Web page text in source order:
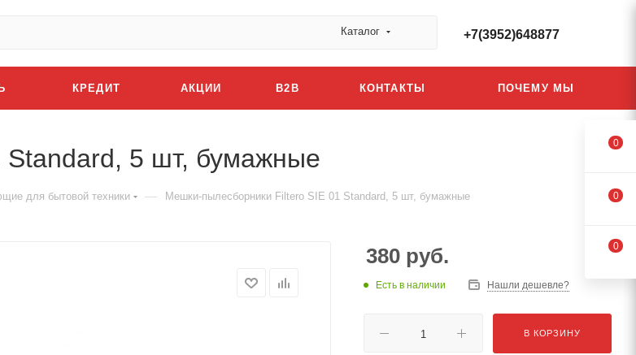
Каталог +7(3952)648877
КРЕДИТ АКЦИИ B2B КОНТАКТЫ ПОЧЕМУ МЫ
5 шт, бумажные
для бытовой техники — Мешки-пылесборники Filtero SIE 01 Standard, 5 шт, бумажные
380 руб.
Есть в наличии Нашли дешевле?
В КОРЗИНУ
0
0
0